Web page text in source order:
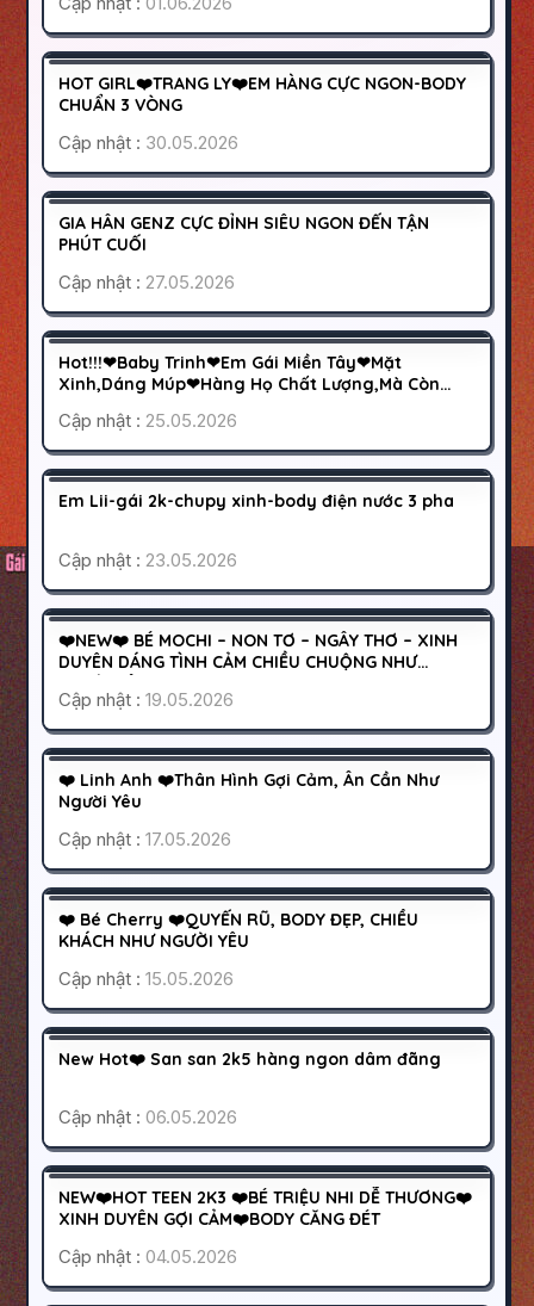
700K
HOẠT ĐỘNG
HOT GIRL❤️TRANG LY❤️EM HÀNG CỰC NGON-BODY
CHUẨN 3 VÒNG
Cập nhật : 30.05.2026
600K
HOẠT ĐỘNG
GIA HÂN GENZ CỰC ĐỈNH SIÊU NGON ĐẾN TẬN
PHÚT CUỐI
Cập nhật : 27.05.2026
500K
HOẠT ĐỘNG
Hot!!!❤Baby Trinh❤Em Gái Miền Tây❤Mặt
Xinh,Dáng Múp❤Hàng Họ Chất Lượng,Mà Còn
Cập nhật :25.05.2026
500K
HOẠT ĐỘNG
Em Lii-gái 2k-chupy xinh-body điện nước 3 pha
Cập nhật :23.05.2026
600K
HOẠT ĐỘNG
❤️NEW❤️ BÉ MOCHI – NON TƠ – NGÂY THƠ – XINH
DUYÊN DÁNG TÌNH CẢM CHIỀU CHUỘNG NHƯ
Cập nhật :19.05.2026
400K
HOẠT ĐỘNG
❤️ Linh Anh ❤️Thân Hình Gợi Cảm, Ân Cần Như
Người Yêu
Cập nhật :17.05.2026
HOẠT ĐỘNG
❤️ Bé Cherry ❤️QUYẾN RŨ, BODY ĐẸP, CHIỀU
KHÁCH NHƯ NGƯỜI YÊU
Cập nhật :15.05.2026
600K
HOẠT ĐỘNG
New Hot❤️ San san 2k5 hàng ngon dâm đãng
Cập nhật :06.05.2026
500K
HOẠT ĐỘNG
NEW❤️HOT TEEN 2K3 ❤️BÉ TRIỆU NHI DỄ THƯƠNG❤️
XINH DUYÊN GỢI CẢM❤️BODY CĂNG ĐÉT
Cập nhật :04.05.2026